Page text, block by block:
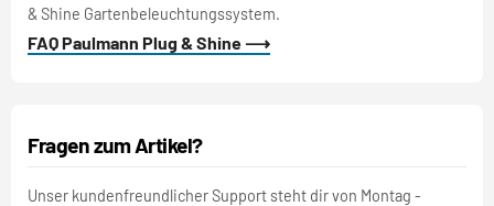
& Shine Gartenbeleuchtungssystem.
FAQ Paulmann Plug & Shine ⟶
Fragen zum Artikel?
Unser kundenfreundlicher Support steht dir von Montag -